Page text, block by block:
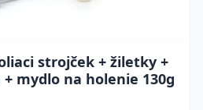
strojček + žiletky +
mydlo na holenie 130g